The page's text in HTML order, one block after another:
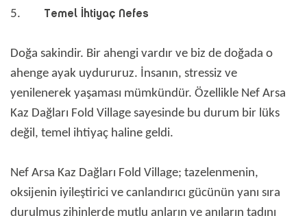
5. Temel İhtiyaç Nefes
Doğa sakindir. Bir ahengi vardır ve biz de doğada o
ahenge ayak uydururuz. İnsanın, stressiz ve
yenilenerek yaşaması mümkündür. Özellikle Nef Arsa
Kaz Dağları Fold Village sayesinde bu durum bir lüks
değil, temel ihtiyaç haline geldi.
Nef Arsa Kaz Dağları Fold Village; tazelenmenin,
oksijenin iyileştirici ve canlandırıcı gücünün yanı sıra
durulmuş zihinlerde mutlu anların ve anıların tadını